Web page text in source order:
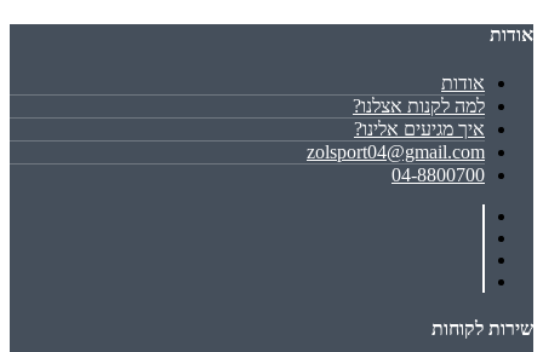
אודות
אודות
למה לקנות אצלנו?
איך מגיעים אלינו?
zolsport04@gmail.com
04-8800700
שירות לקוחות